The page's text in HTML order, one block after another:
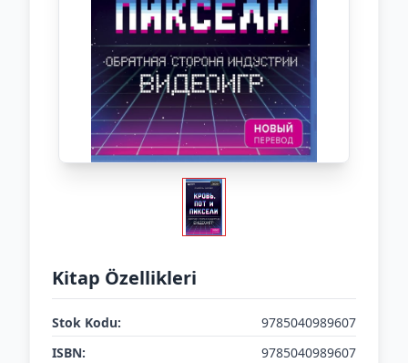
Kitap Özellikleri
Stok Kodu:
9785040989607
ISBN:
9785040989607